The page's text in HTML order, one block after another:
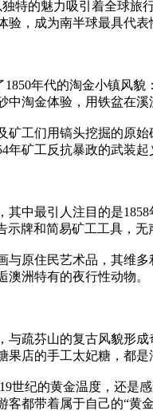
特的魅力吸引着全球
，成为南半球最具代表
年代的淘金小镇风
淘金体验，用铁盆在溪
矿工们用镐头挖掘的原
矿工反抗暴政的武装起
中最引人注目的是
牌和简易矿工工具，无
原住民艺术品，其维
洲特有的夜行性动物。
疏芬山的复古风貌形
店的手工太妃糖，都是
世纪的黄金温度，还是
客都带着属于自己的“